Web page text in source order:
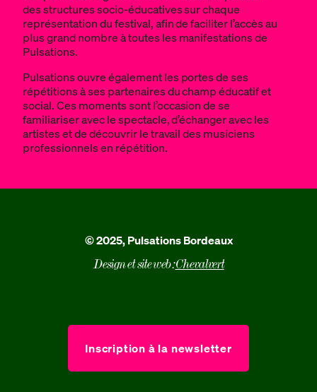
des structures socio-éducatives sur chaque
représentation du festival, afin de faciliter l’accès au
plus grand nombre à toutes les manifestations de
Pulsations.
Pulsations ouvre également les portes de ses
répétitions à ses partenaires du champ éducatif et
social. Ces moments sont l’occasion de se
familiariser avec le spectacle, d’échanger avec les
artistes et de découvrir le travail des musiciens
professionnels en répétition.
© 2025, Pulsations Bordeaux
Design et site web :Chevalvert
Inscription à la newsletter